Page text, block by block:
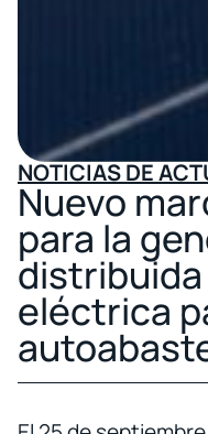
NOTICIAS DE
Nuevo
para la
eléctrica